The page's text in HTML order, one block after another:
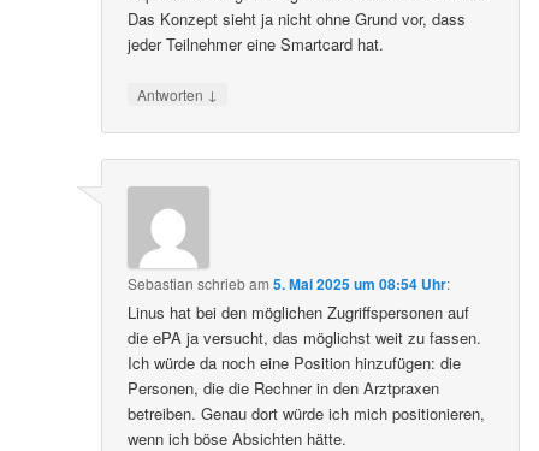
Das Konzept sieht ja nicht ohne Grund vor, dass
jeder Teilnehmer eine Smartcard hat.
Antworten ↓
Sebastian schriebam5. Mai 2025 um 08:54 Uhr:
Linus hat bei den möglichen Zugriffspersonen auf
die ePA ja versucht, das möglichst weit zu fassen.
Ich würde da noch eine Position hinzufügen: die
Personen, die die Rechner in den Arztpraxen
betreiben. Genau dort würde ich mich positionieren,
wenn ich böse Absichten hätte.